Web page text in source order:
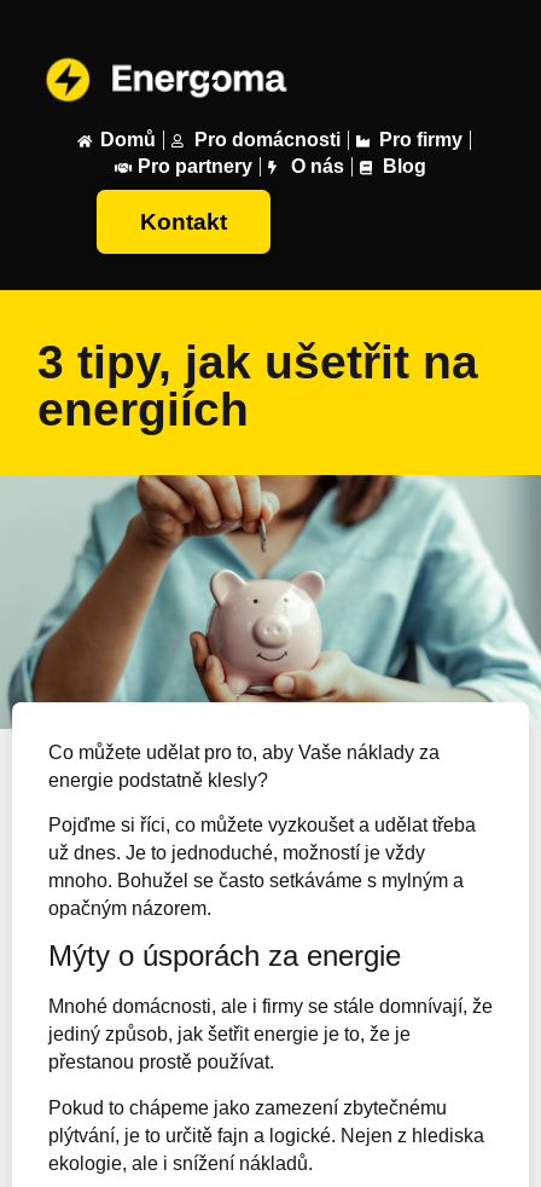
Domů Pro domácnosti
Pro firmy
Pro partnery
O nás Blog
Kontakt
3 tipy, jak ušetřit na
energiích
Co můžete udělat pro to, aby Vaše náklady za
energie podstatně klesly?
Pojďme si říci, co můžete vyzkoušet a udělat třeba
už dnes. Je to jednoduché, možností je vždy
mnoho. Bohužel se často setkáváme s mylným a
opačným názorem.
Mýty o úsporách za energie
Mnohé domácnosti, ale i firmy se stále domnívají, že
jediný způsob, jak šetřit energie je to, že je
přestanou prostě používat.
Pokud to chápeme jako zamezení zbytečnému
plýtvání, je to určitě fajn a logické. Nejen z hlediska
ekologie, ale i snížení nákladů.